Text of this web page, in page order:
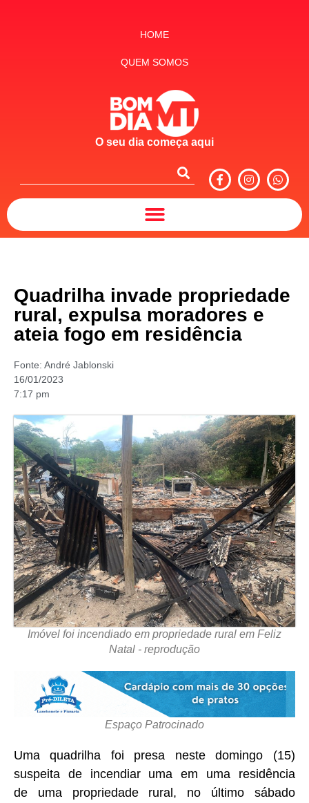
HOME
QUEM SOMOS
O seu dia começa aqui
Quadrilha invade propriedade
rural, expulsa moradores e
ateia fogo em residência
Fonte: André Jablonski
16/01/2023
7:17 pm
Imóvel foi incendiado em propriedade rural em Feliz
Natal - reprodução
Espaço Patrocinado
Uma quadrilha foi presa neste domingo (15)
suspeita de incendiar uma em uma residência
de uma propriedade rural, no último sábado